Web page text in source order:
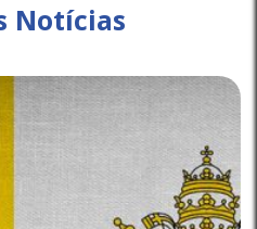
Notícias